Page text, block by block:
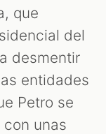
que
del
desmentir
entidades
Petro se
unas